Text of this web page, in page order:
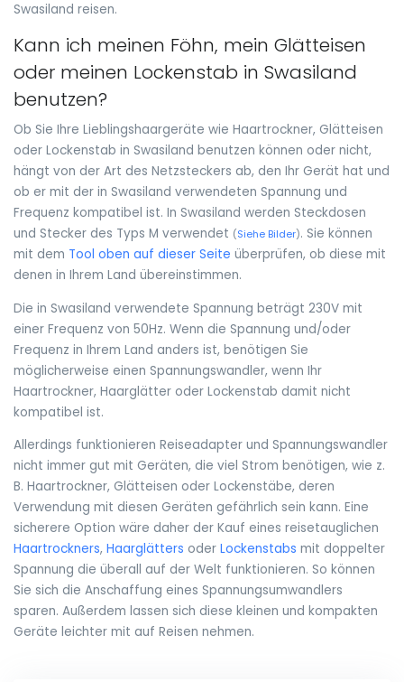
Swasiland reisen.
Kann ich meinen Föhn, mein Glätteisen
oder meinen Lockenstab in Swasiland
benutzen?
Ob Sie Ihre Lieblingshaargeräte wie Haartrockner, Glätteisen
oder Lockenstab in Swasiland benutzen können oder nicht,
hängt von der Art des Netzsteckers ab, den Ihr Gerät hat und
ob er mit der in Swasiland verwendeten Spannung und
Frequenz kompatibel ist. In Swasiland werden Steckdosen
und Stecker des Typs M verwendet (Siehe Bilder). Sie können
mit dem Tool oben auf dieser Seite überprüfen, ob diese mit
denen in Ihrem Land übereinstimmen.
Die in Swasiland verwendete Spannung beträgt 230V mit
einer Frequenz von 50Hz. Wenn die Spannung und/oder
Frequenz in Ihrem Land anders ist, benötigen Sie
möglicherweise einen Spannungswandler, wenn Ihr
Haartrockner, Haarglätter oder Lockenstab damit nicht
kompatibel ist.
Allerdings funktionieren Reiseadapter und Spannungswandler
nicht immer gut mit Geräten, die viel Strom benötigen, wie z.
B. Haartrockner, Glätteisen oder Lockenstäbe, deren
Verwendung mit diesen Geräten gefährlich sein kann. Eine
sicherere Option wäre daher der Kauf eines reisetauglichen
Haartrockners, Haarglätters oder Lockenstabs mit doppelter
Spannung die überall auf der Welt funktionieren. So können
Sie sich die Anschaffung eines Spannungsumwandlers
sparen. Außerdem lassen sich diese kleinen und kompakten
Geräte leichter mit auf Reisen nehmen.